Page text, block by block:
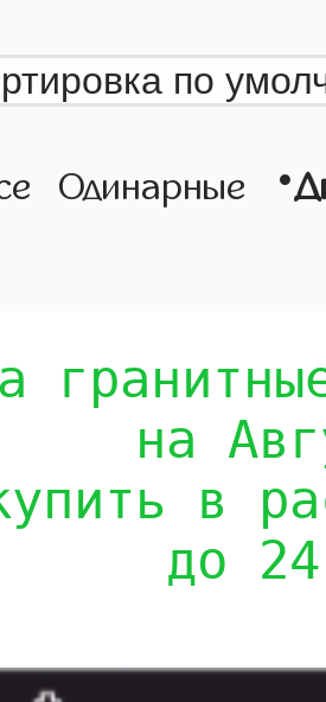
Одинарные •
на
в
до